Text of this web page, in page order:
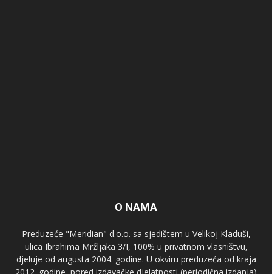
O NAMA
Preduzeće "Meridian" d.o.o. sa sjedištem u Velikoj Kladuši,
ulica Ibrahima Mržljaka 3/I, 100% u privatnom vlasništvu,
djeluje od augusta 2004. godine. U okviru preduzeća od kraja